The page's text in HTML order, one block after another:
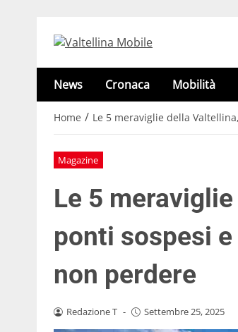
News Cronaca Mobilità
Home / Le 5 meraviglie della
Magazine
Le 5
ponti sospesi
non perdere
Redazione T - Settembre 25, 2025